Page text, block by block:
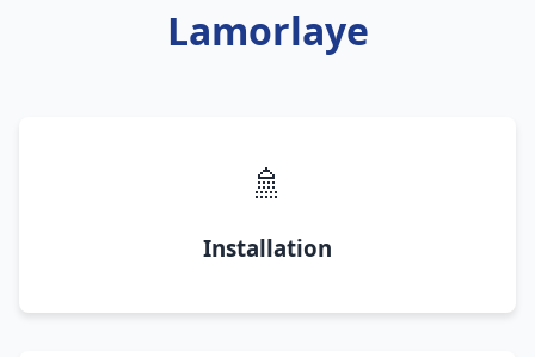
Lamorlaye
🚿
Installation